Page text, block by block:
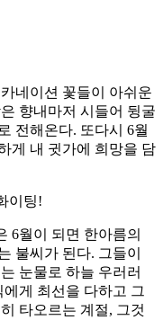
네이션 꽃들이 아쉬운
향내마저 시들어 뒹굴
전해온다. 또다시 6월
게 내 귓가에 희망을 담
이팅!
6월이 되면 한아름의
불씨가 된다. 그들이
눈물로 하늘 우러러
게 최선을 다하고 그
타오르는 계절, 그것